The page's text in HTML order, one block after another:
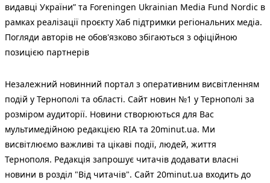
видавці України” та Foreningen Ukrainian Media Fund Nordic в
рамках реалізації проєкту Хаб підтримки регіональних медіа.
Погляди авторів не обов'язково збігаються з офіційною
позицією партнерів
Незалежний новинний портал з оперативним висвітленням
подій у Тернополі та області. Сайт новин №1 у Тернополі за
розміром аудиторії. Новини створюються для Вас
мультимедійною редакцією RIA та 20minut.ua. Ми
висвітлюємо важливі та цікаві події, людей, життя
Тернополя. Редакція запрошує читачів додавати власні
новини в розділ "Від читачів". Сайт 20minut.ua входить до